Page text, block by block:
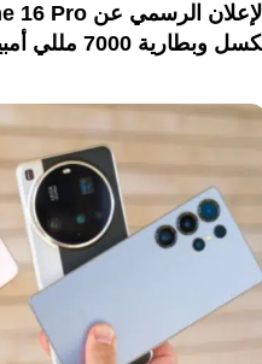
وبطارية 7000 مللي أمبير